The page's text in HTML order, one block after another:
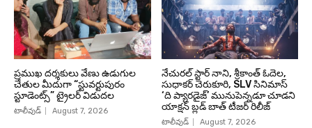
ప్రముఖ దర్శకులు వేణు ఉడుగుల
చేతుల మీదుగా “స్టువర్టుపురం
స్టూడెంట్స్” ట్రైలర్ విడుదల
టాలీవుడ్ August 7, 2026
నేచురల్ స్టార్ నాని, శ్రీకాంత్ ఓదెల,
సుధాకర్ చెరుకూరి, SLV సినిమాస్
‘ది ప్యారడైజ్’ మునుపెన్నడూ చూడని
యాక్షన్ బ్లడ్ బాత్ టీజర్ రిలీజ్
టాలీవుడ్ August 7, 2026